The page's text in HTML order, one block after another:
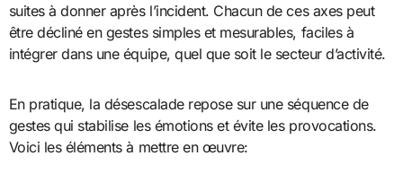
suites à donner après l’incident. Chacun de ces axes peut
être décliné en gestes simples et mesurables, faciles à
intégrer dans une équipe, quel que soit le secteur d’activité.
En pratique, la désescalade repose sur une séquence de
gestes qui stabilise les émotions et évite les provocations.
Voici les éléments à mettre en œuvre: